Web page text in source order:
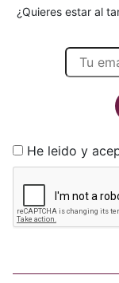
¿Quieres estar al